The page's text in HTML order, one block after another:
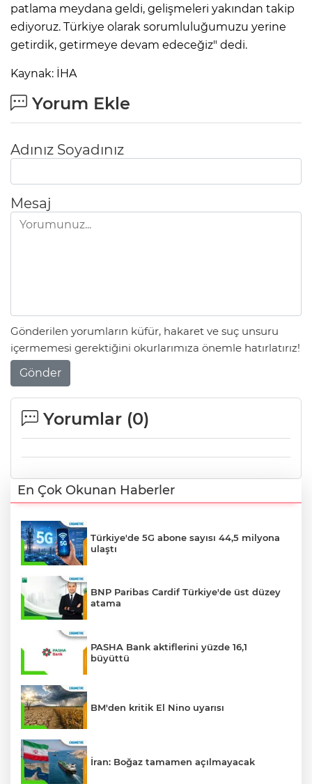
patlama meydana geldi, gelişmeleri yakından takip
ediyoruz. Türkiye olarak sorumluluğumuzu yerine
getirdik, getirmeye devam edeceğiz" dedi.
Kaynak: İHA
Yorum Ekle
Adınız Soyadınız
Mesaj
Gönderilen yorumların küfür, hakaret ve suç unsuru
içermemesi gerektiğini okurlarımıza önemle hatırlatırız!
Gönder
Yorumlar (0)
En Çok Okunan Haberler
Türkiye'de 5G abone sayısı 44,5 milyona
ulaştı
BNP Paribas Cardif Türkiye'de üst düzey
atama
PASHA Bank aktiflerini yüzde 16,1
büyüttü
BM'den kritik El Nino uyarısı
İran: Boğaz tamamen açılmayacak